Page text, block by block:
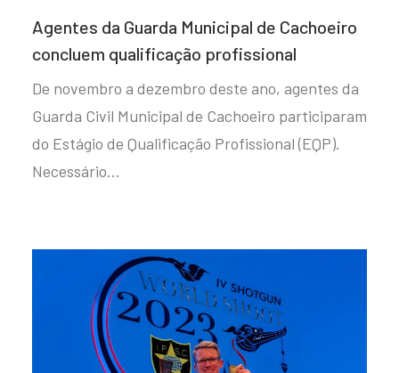
Agentes da Guarda Municipal de Cachoeiro
concluem qualificação profissional
De novembro a dezembro deste ano, agentes da
Guarda Civil Municipal de Cachoeiro participaram
do Estágio de Qualificação Profissional (EQP).
Necessário…